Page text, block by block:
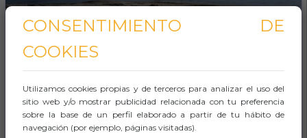
Praia do Polvorín
31 Dic 2035
CONSENTIMIENTO DE
COOKIES
Utilizamos cookies propias y de terceros para analizar el uso del
sitio web y/o mostrar publicidad relacionada con tu preferencia
sobre la base de un perfil elaborado a partir de tu hábito de
navegación (por ejemplo, páginas visitadas).